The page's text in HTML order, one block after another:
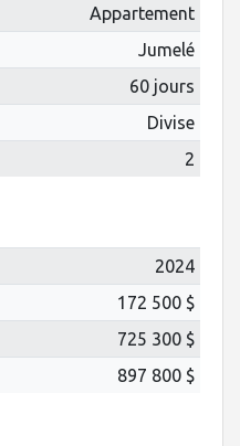
Appartement
Jumelé
60 jours
Divise
2
2024
172 500 $
725 300 $
897 800 $